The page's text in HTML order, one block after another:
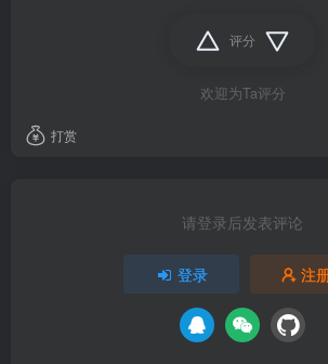
评分
欢迎为Ta评分
打赏
请登录后发表评论
登录 注